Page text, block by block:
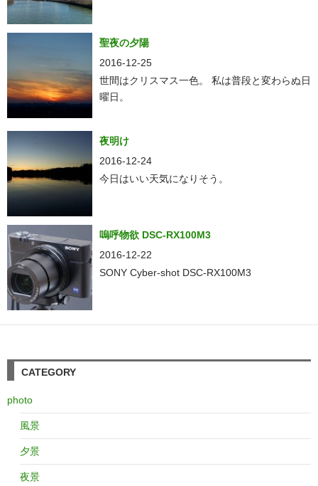
聖夜の夕陽
2016-12-25
世間はクリスマス一色。 私は普段と変わらぬ日
曜日。
夜明け
2016-12-24
今日はいい天気になりそう。
嗚呼物欲 DSC-RX100M3
2016-12-22
SONY Cyber-shot DSC-RX100M3
CATEGORY
photo
風景
夕景
夜景